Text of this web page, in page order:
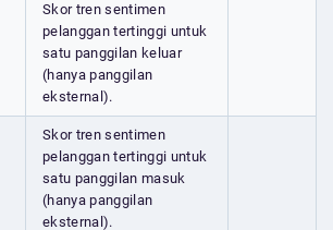
Skor tren sentimen
pelanggan tertinggi untuk
satu panggilan keluar
(hanya panggilan
eksternal).
Skor tren sentimen
pelanggan tertinggi untuk
satu panggilan masuk
(hanya panggilan
eksternal).